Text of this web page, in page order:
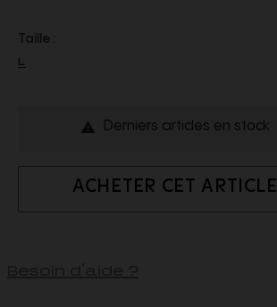
Taille :
L
 Derniers articles en stock
ACHETER CET ARTICLE